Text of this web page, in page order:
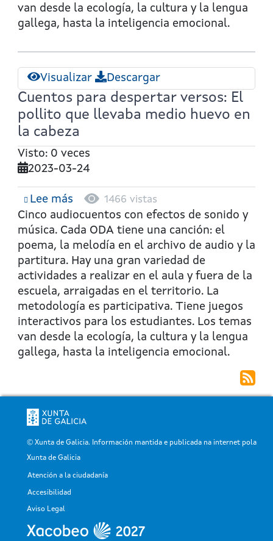
de
lobo
van desde la ecología, la cultura y la lengua
gallega, hasta la inteligencia emocional.
Visualizar Descargar
Cuentos para despertar versos: El
pollito que llevaba medio huevo en
la cabeza
Visto: 0 veces
2023-03-24
Lee más sobre
Cuentos
para
despertar
versos:
El
pollito
que
llevaba
medio
huevo
cabeza
1466 vistas
Cinco audiocuentos con efectos de sonido y
música. Cada ODA tiene una canción: el
poema, la melodía en el archivo de audio y la
partitura. Hay una gran variedad de
actividades a realizar en el aula y fuera de la
escuela, arraigadas en el territorio. La
metodología es participativa. Tiene juegos
interactivos para los estudiantes. Los temas
van desde la ecología, la cultura y la lengua
gallega, hasta la inteligencia emocional.
© Xunta de Galicia. Información mantida e publicada na internet pola
Xunta de Galicia
Pé
Atención a la ciudadanía
Accesibilidad
Aviso Legal